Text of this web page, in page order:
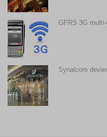
GPRS 3G
Synalcom